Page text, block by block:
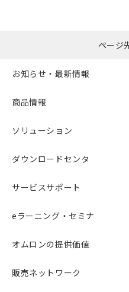
ページ
お知らせ・最新情報
商品情報
ソリューション
ダウンロードセンタ
サービスサポート
eラーニング・セミナ
オムロンの提供価値
販売ネットワーク